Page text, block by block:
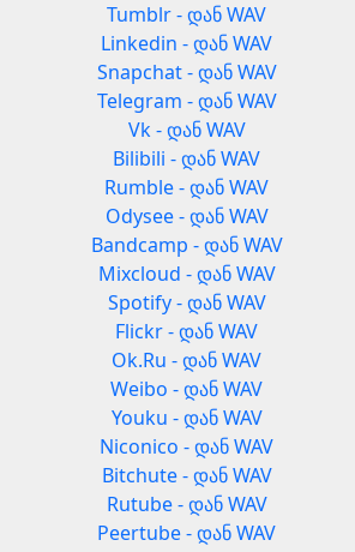
Tumblr - დან WAV
Linkedin - დან WAV
Snapchat - დან WAV
Telegram - დან WAV
Vk - დან WAV
Bilibili - დან WAV
Rumble - დან WAV
Odysee - დან WAV
Bandcamp - დან WAV
Mixcloud - დან WAV
Spotify - დან WAV
Flickr - დან WAV
Ok.Ru - დან WAV
Weibo - დან WAV
Youku - დან WAV
Niconico - დან WAV
Bitchute - დან WAV
Rutube - დან WAV
Peertube - დან WAV